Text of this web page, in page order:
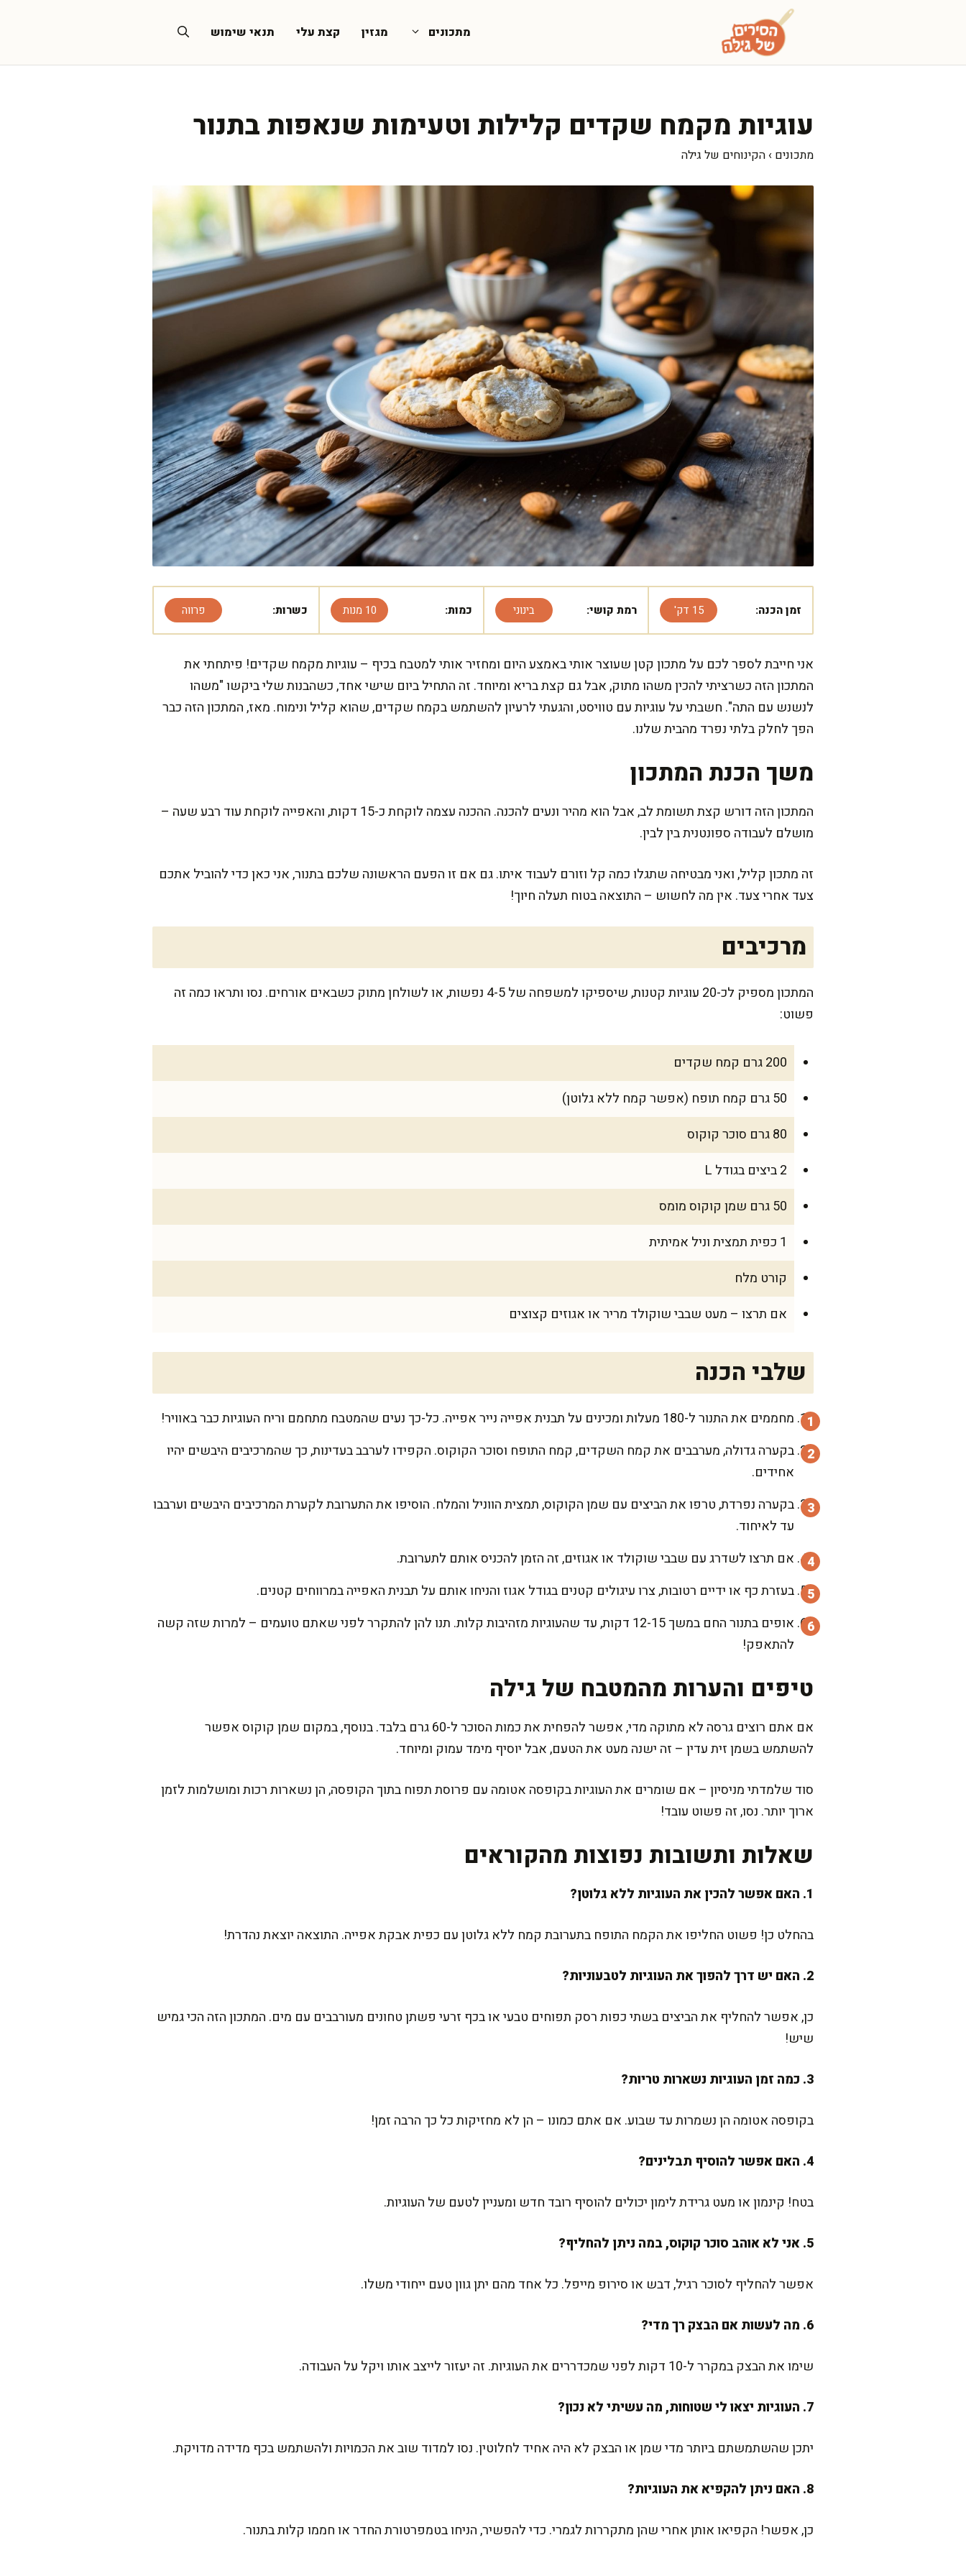
מתכונים מגזין קצת עלי תנאי שימוש
עוגיות מקמח שקדים קלילות וטעימות שנאפות בתנור
מתכונים › הקינוחים של גילה
זמן הכנה: 15 דק' רמת קושי: בינוני כמות: 10 מנות כשרות: פרווה
אני חייבת לספר לכם על מתכון קטן שעוצר אותי באמצע היום ומחזיר אותי למטבח בכיף – עוגיות מקמח שקדים! פיתחתי את
המתכון הזה כשרציתי להכין משהו מתוק, אבל גם קצת בריא ומיוחד. זה התחיל ביום שישי אחד, כשהבנות שלי ביקשו "משהו
לנשנש עם התה". חשבתי על עוגיות עם טוויסט, והגעתי לרעיון להשתמש בקמח שקדים, שהוא קליל ונימוח. מאז, המתכון הזה כבר
הפך לחלק בלתי נפרד מהבית שלנו.
משך הכנת המתכון
המתכון הזה דורש קצת תשומת לב, אבל הוא מהיר ונעים להכנה. ההכנה עצמה לוקחת כ-15 דקות, והאפייה לוקחת עוד רבע שעה –
מושלם לעבודה ספונטנית בין לבין.
זה מתכון קליל, ואני מבטיחה שתגלו כמה קל וזורם לעבוד איתו. גם אם זו הפעם הראשונה שלכם בתנור, אני כאן כדי להוביל אתכם
צעד אחרי צעד. אין מה לחשוש – התוצאה בטוח תעלה חיוך!
מרכיבים
המתכון מספיק לכ-20 עוגיות קטנות, שיספיקו למשפחה של 4-5 נפשות, או לשולחן מתוק כשבאים אורחים. נסו ותראו כמה זה
פשוט:
200 גרם קמח שקדים
50 גרם קמח תופח (אפשר קמח ללא גלוטן)
80 גרם סוכר קוקוס
2 ביצים בגודל L
50 גרם שמן קוקוס מומס
1 כפית תמצית וניל אמיתית
קורט מלח
אם תרצו – מעט שבבי שוקולד מריר או אגוזים קצוצים
שלבי הכנה
מחממים את התנור ל-180 מעלות ומכינים על תבנית אפייה נייר אפייה. כל-כך נעים שהמטבח מתחמם וריח העוגיות כבר באוויר!
בקערה גדולה, מערבבים את קמח השקדים, קמח התופח וסוכר הקוקוס. הקפידו לערבב בעדינות, כך שהמרכיבים היבשים יהיו
אחידים.
בקערה נפרדת, טרפו את הביצים עם שמן הקוקוס, תמצית הווניל והמלח. הוסיפו את התערובת לקערת המרכיבים היבשים וערבבו
עד לאיחוד.
אם תרצו לשדרג עם שבבי שוקולד או אגוזים, זה הזמן להכניס אותם לתערובת.
בעזרת כף או ידיים רטובות, צרו עיגולים קטנים בגודל אגוז והניחו אותם על תבנית האפייה במרווחים קטנים.
אופים בתנור החם במשך 12-15 דקות, עד שהעוגיות מזהיבות קלות. תנו להן להתקרר לפני שאתם טועמים – למרות שזה קשה
להתאפק!
טיפים והערות מהמטבח של גילה
אם אתם רוצים גרסה לא מתוקה מדי, אפשר להפחית את כמות הסוכר ל-60 גרם בלבד. בנוסף, במקום שמן קוקוס אפשר
להשתמש בשמן זית עדין – זה ישנה מעט את הטעם, אבל יוסיף מימד עמוק ומיוחד.
סוד שלמדתי מניסיון – אם שומרים את העוגיות בקופסה אטומה עם פרוסת תפוח בתוך הקופסה, הן נשארות רכות ומושלמות לזמן
ארוך יותר. נסו, זה פשוט עובד!
שאלות ותשובות נפוצות מהקוראים
1. האם אפשר להכין את העוגיות ללא גלוטן?
בהחלט כן! פשוט החליפו את הקמח התופח בתערובת קמח ללא גלוטן עם כפית אבקת אפייה. התוצאה יוצאת נהדרת!
2. האם יש דרך להפוך את העוגיות לטבעוניות?
כן, אפשר להחליף את הביצים בשתי כפות רסק תפוחים טבעי או בכף זרעי פשתן טחונים מעורבבים עם מים. המתכון הזה הכי גמיש
שיש!
3. כמה זמן העוגיות נשארות טריות?
בקופסה אטומה הן נשמרות עד שבוע. אם אתם כמונו – הן לא מחזיקות כל כך הרבה זמן!
4. האם אפשר להוסיף תבלינים?
בטח! קינמון או מעט גרידת לימון יכולים להוסיף רובד חדש ומעניין לטעם של העוגיות.
5. אני לא אוהב סוכר קוקוס, במה ניתן להחליף?
אפשר להחליף לסוכר רגיל, דבש או סירופ מייפל. כל אחד מהם יתן גוון טעם ייחודי משלו.
6. מה לעשות אם הבצק רך מדי?
שימו את הבצק במקרר ל-10 דקות לפני שמכדררים את העוגיות. זה יעזור לייצב אותו ויקל על העבודה.
7. העוגיות יצאו לי שטוחות, מה עשיתי לא נכון?
יתכן שהשתמשתם ביותר מדי שמן או הבצק לא היה אחיד לחלוטין. נסו למדוד שוב את הכמויות ולהשתמש בכף מדידה מדויקת.
8. האם ניתן להקפיא את העוגיות?
כן, אפשר! הקפיאו אותן אחרי שהן מתקררות לגמרי. כדי להפשיר, הניחו בטמפרטורת החדר או חממו קלות בתנור.